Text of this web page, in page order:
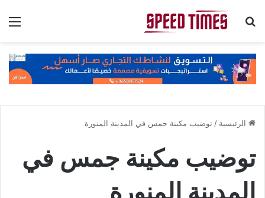
بحث عن
الرئيسية / توضيب مكينة جمس في المدينة المنورة
توضيب مكينة جمس في
المدينة المنورة